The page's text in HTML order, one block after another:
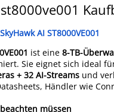
AI ST8000VE001
ist eine 8-TB-
Sie eignet sich ideal
+ 32 AI-Streams und
Händler wie
müssen